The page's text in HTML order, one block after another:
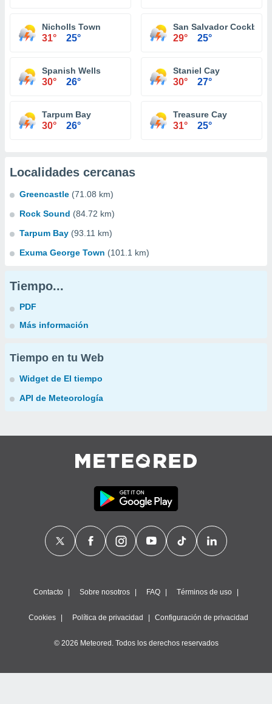
Nicholls Town
31° 25°
San Salvador
29° 25°
Spanish Wells
30° 26°
Staniel Cay
30° 27°
Tarpum Bay
30° 26°
Treasure Cay
31° 25°
Localidades cercanas
Greencastle (71.08 km)
Rock Sound (84.72 km)
Tarpum Bay (93.11 km)
Exuma George Town (101.1 km)
Tiempo...
PDF
Más información
Tiempo en tu Web
Widget de El tiempo
API de Meteorología
Contacto Sobre nosotros FAQ Términos de uso
Cookies Política de privacidad Configuración de privacidad
© 2026 Meteored. Todos los derechos reservados